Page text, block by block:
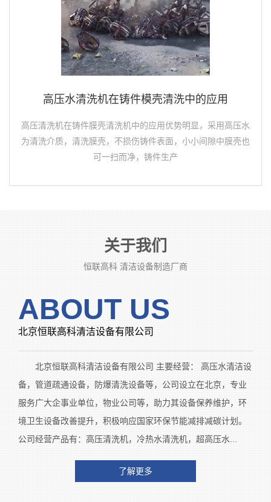
高压水清洗机在铸件模壳清洗中的应用
高压清洗机在铸件膜壳清洗机中的应用优势明显，采用高压水
为清洗介质，清洗膜壳，不损伤铸件表面，小小间隙中膜壳也
可一扫而净，铸件生产
关于我们
恒联高科 清洁设备制造厂商
ABOUT US
北京恒联高科清洁设备有限公司
北京恒联高科清洁设备有限公司 主要经营： 高压水清洁设
备，管道疏通设备，防爆清洗设备等，公司设立在北京，专业
服务广大企事业单位，物业公司等，助力其设备保养维护，环
境卫生设备改善提升，积极响应国家环保节能减排减碳计划。
公司经营产品有：高压清洗机，冷热水清洗机，超高压水...
了解更多